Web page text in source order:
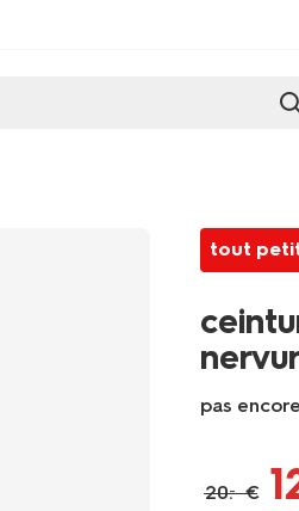
tout
pas
lui/
20.– €